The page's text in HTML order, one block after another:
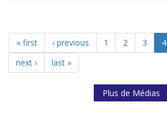
« first ‹ previous 1 2 3 4
next ›
last »
Plus de Médias